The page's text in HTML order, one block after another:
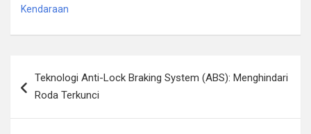
Kendaraan
navigation
Teknologi Anti-Lock Braking System (ABS): Menghindari
Roda Terkunci